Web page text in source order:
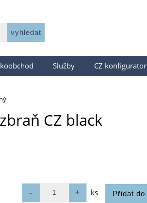
Služby CZ konfigurator
CZ black
ks